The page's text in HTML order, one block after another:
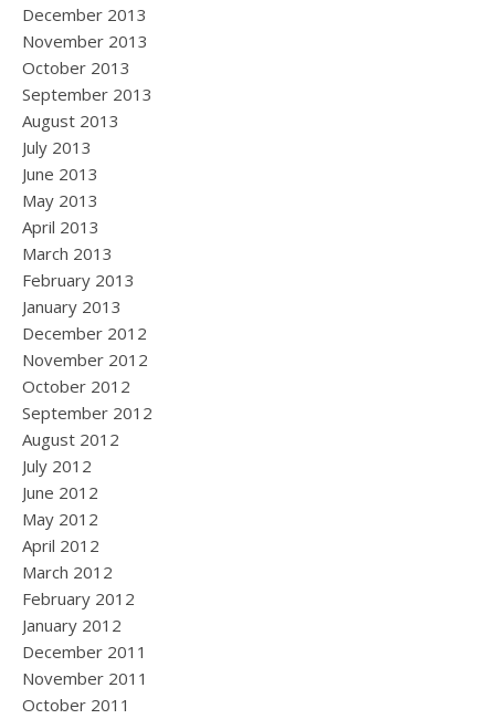
December 2013
November 2013
October 2013
September 2013
August 2013
July 2013
June 2013
May 2013
April 2013
March 2013
February 2013
January 2013
December 2012
November 2012
October 2012
September 2012
August 2012
July 2012
June 2012
May 2012
April 2012
March 2012
February 2012
January 2012
December 2011
November 2011
October 2011